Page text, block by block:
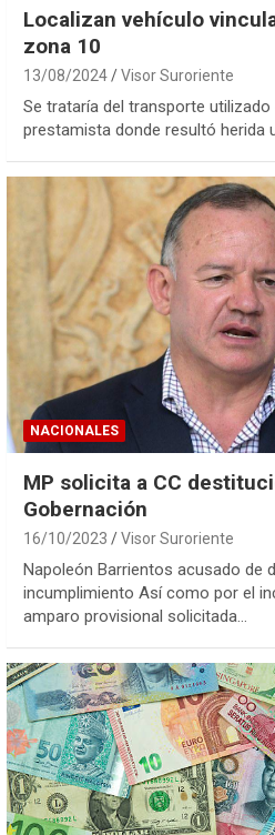
Localizan vehículo
zona 10
13/08/2024 Visor Suroriente
Se trataría del transporte utilizado
prestamista donde resultó herida
NACIONALES
MP solicita a CC
Gobernación
16/10/2023 Visor Suroriente
Napoleón Barrientos acusado de
incumplimiento Así como por el
amparo provisional solicitada…